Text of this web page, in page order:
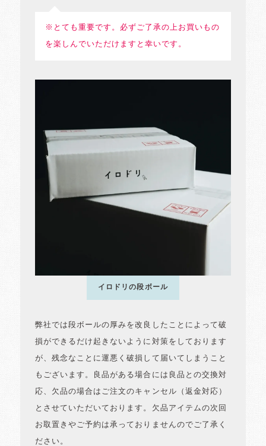
※とても重要です。必ずご了承の上お買いもの
を楽しんでいただけますと幸いです。
イロドリの段ボール
弊社では段ボールの厚みを改良したことによって破
損ができるだけ起きないように対策をしております
が、残念なことに運悪く破損して届いてしまうこと
もございます。良品がある場合には良品との交換対
応、欠品の場合はご注文のキャンセル（返金対応）
とさせていただいております。欠品アイテムの次回
お取置きやご予約は承っておりませんのでご了承く
ださい。